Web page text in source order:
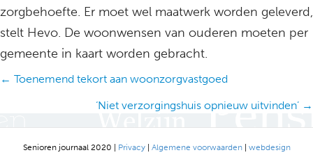
zorgbehoefte. Er moet wel maatwerk worden geleverd,
stelt Hevo. De woonwensen van ouderen moeten per
gemeente in kaart worden gebracht.
Posts
← Toenemend tekort aan woonzorgvastgoed
‘Niet verzorgingshuis opnieuw uitvinden’ →
Senioren journaal 2020 | Privacy| Algemene voorwaarden| webdesign